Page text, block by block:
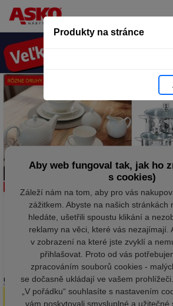
Produkty na stránce
Aby web fungoval tak, jak ho
s cookies)
Záleží nám na tom, aby pro vás
zážitkem. Abyste na našich stránkách
hledáte, ušetřili spoustu klikání a
reklamy na věci, které vás nezajímají.
v zobrazení na které jste zvyklí a
přihlašovat. Proto od vás
zpracováním souborů cookies -
se dočasně ukládají ve vašem
„V pořádku“ souhlasíte s nastavením
vám poskytovali smysluplné a užitečné